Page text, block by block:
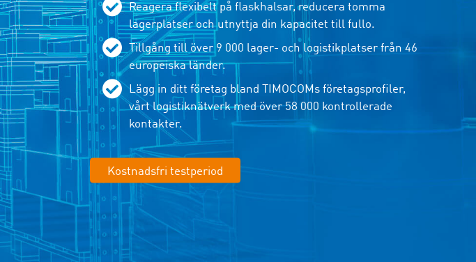
Reagera flexibelt på flaskhalsar, reducera tomma
lagerplatser och utnyttja din kapacitet till fullo.
Tillgång till över 9 000 lager- och logistikplatser från 46
europeiska länder.
Lägg in ditt företag bland TIMOCOMs företagsprofiler,
vårt logistiknätverk med över 58 000 kontrollerade
kontakter.
Kostnadsfri testperiod